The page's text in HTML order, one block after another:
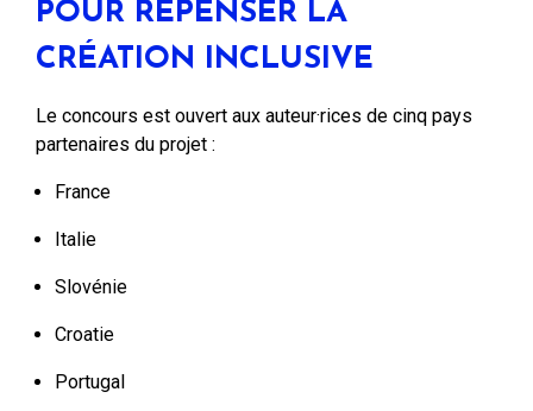
POUR REPENSER LA
CRÉATION INCLUSIVE
Le concours est ouvert aux auteur·rices de cinq pays
partenaires du projet :
France
Italie
Slovénie
Croatie
Portugal